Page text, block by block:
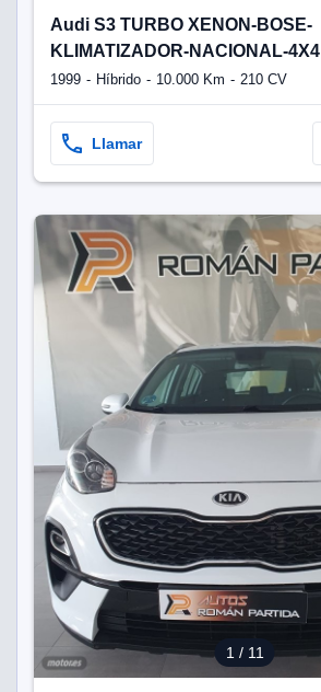
Audi S3 TURBO XENON-BOSE-
KLIMATIZADOR-NACIONAL-4X4
1999 Híbrido 10.000 Km 210 CV
Llamar
1 / 11